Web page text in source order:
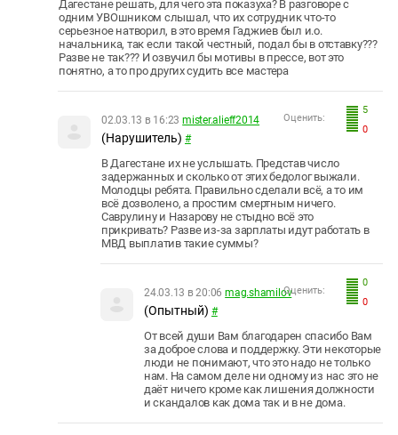
Дагестане решать, для чего эта показуха? В разговоре с
одним УВОшником слышал, что их сотрудник что-то
серьезное натворил, в это время Гаджиев был и.о.
начальника, так если такой честный, подал бы в отставку???
Разве не так??? И озвучил бы мотивы в прессе, вот это
понятно, а то про других судить все мастера
5
0
Оценить:
02.03.13 в 16:23 mister.alieff2014
(Нарушитель) #
В Дагестане их не услышать. Представ число
задержанных и сколько от этих бедолог выжали.
Молодцы ребята. Правильно сделали всё, а то им
всё дозволено, а простим смертным ничего.
Саврулину и Назарову не стыдно всё это
прикривать? Разве из-за зарплаты идут работать в
МВД выплатив такие суммы?
0
0
Оценить:
24.03.13 в 20:06 mag.shamilov
(Опытный) #
От всей души Вам благодарен спасибо Вам
за доброе слова и поддержку. Эти некоторые
люди не понимают, что это надо не только
нам. На самом деле ни одному из нас это не
даёт ничего кроме как лишения должности
и скандалов как дома так и в не дома.